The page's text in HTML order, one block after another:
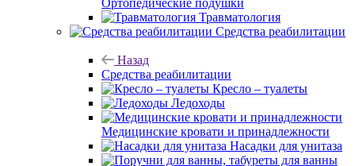
Ортопедические подушки
Травматология
Средства реабилитации
Назад
Средства реабилитации
Кресло – туалеты
Ледоходы
Медицинские кровати и принадлежности
Насадки для унитаза